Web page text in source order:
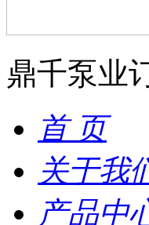
鼎千泵业
首 页
关于我
产品中